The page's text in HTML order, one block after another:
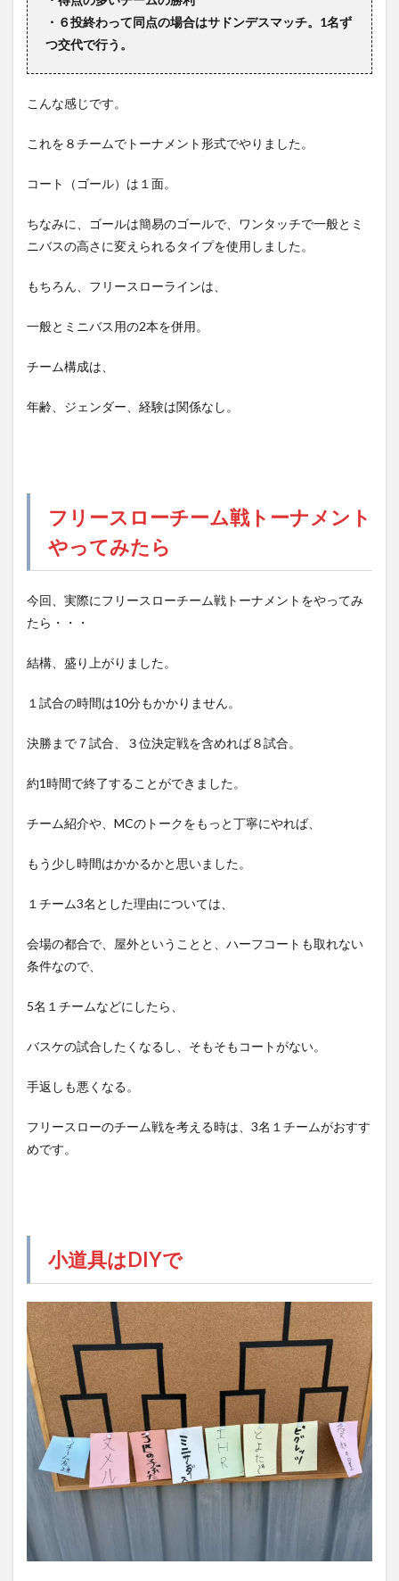
・６投終わって同点の場合はサドンデスマッチ。1名ず
つ交代で行う。
こんな感じです。
これを８チームでトーナメント形式でやりました。
コート（ゴール）は１面。
ちなみに、ゴールは簡易のゴールで、ワンタッチで一般とミ
ニバスの高さに変えられるタイプを使用しました。
もちろん、フリースローラインは、
一般とミニバス用の2本を併用。
チーム構成は、
年齢、ジェンダー、経験は関係なし。
フリースローチーム戦トーナメント
やってみたら
今回、実際にフリースローチーム戦トーナメントをやってみ
たら・・・
結構、盛り上がりました。
１試合の時間は10分もかかりません。
決勝まで７試合、３位決定戦を含めれば８試合。
約1時間で終了することができました。
チーム紹介や、MCのトークをもっと丁寧にやれば、
もう少し時間はかかるかと思いました。
１チーム3名とした理由については、
会場の都合で、屋外ということと、ハーフコートも取れない
条件なので、
5名１チームなどにしたら、
バスケの試合したくなるし、そもそもコートがない。
手返しも悪くなる。
フリースローのチーム戦を考える時は、3名１チームがおすす
めです。
小道具はDIYで